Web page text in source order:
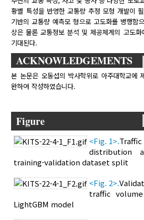
황별 특성을 반영한 교통량 추정 모형 개발이
기반의 교통량 예측모 형으로 고도화를 병행함
상은 물론 교통정보 분석 및 제공체계의 고도
기대된다.
ACKNOWLEDGEMENTS
본 논문은 오동섭의 박사학위로 아주대학교에
완하여 작성하였습니다.
Figure
<Fig. 1>.
distribution
training-validation dataset split
<Fig. 2>.
traffic
LightGBM model